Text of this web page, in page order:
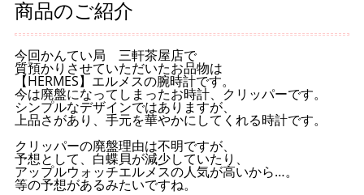
商品のご紹介
今回かんてい局 三軒茶屋店で
質預かりさせていただいたお品物は
【HERMES】エルメスの腕時計です。
今は廃盤になってしまったお時計、クリッパーです。
シンプルなデザインではありますが、
上品さがあり、手元を華やかにしてくれる時計です。
クリッパーの廃盤理由は不明ですが、
予想として、白蝶貝が減少していたり、
アップルウォッチエルメスの人気が高いから…。
等の予想があるみたいですね。